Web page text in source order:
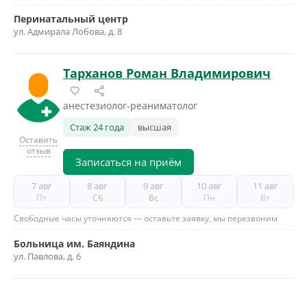
Перинатальный центр
ул. Адмирала Лобова, д. 8
Оставить
отзыв
Тарханов Роман Владимирович
анестезиолог-реаниматолог
Стаж 24 года высшая
Записаться на приём
7 авг
Пт
8 авг
Сб
9 авг
Вс
10 авг
Пн
11 авг
Вт
Свободные часы уточняются — оставьте заявку, мы перезвоним
Больница им. Баяндина
ул. Павлова, д. 6